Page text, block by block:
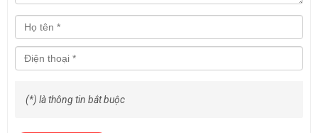
(*) là thông tin bắt buộc